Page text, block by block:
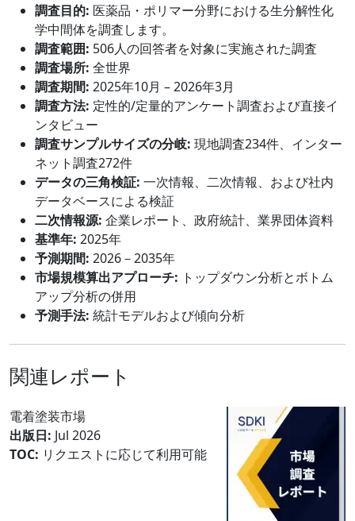
調査目的: 医薬品・ポリマー分野における生分解性化
学中間体を調査します。
調査範囲: 506人の回答者を対象に実施された調査
調査場所: 全世界
調査期間: 2025年10月 – 2026年3月
調査方法: 定性的/定量的アンケート調査および直接イ
ンタビュー
調査サンプルサイズの分岐: 現地調査234件、インター
ネット調査272件
データの三角検証: 一次情報、二次情報、および社内
データベースによる検証
二次情報源: 企業レポート、政府統計、業界団体資料
基準年: 2025年
予測期間: 2026－2035年
市場規模算出アプローチ: トップダウン分析とボトム
アップ分析の併用
予測手法: 統計モデルおよび傾向分析
関連レポート
電着塗装市場
出版日: Jul 2026
TOC: リクエストに応じて利用可能